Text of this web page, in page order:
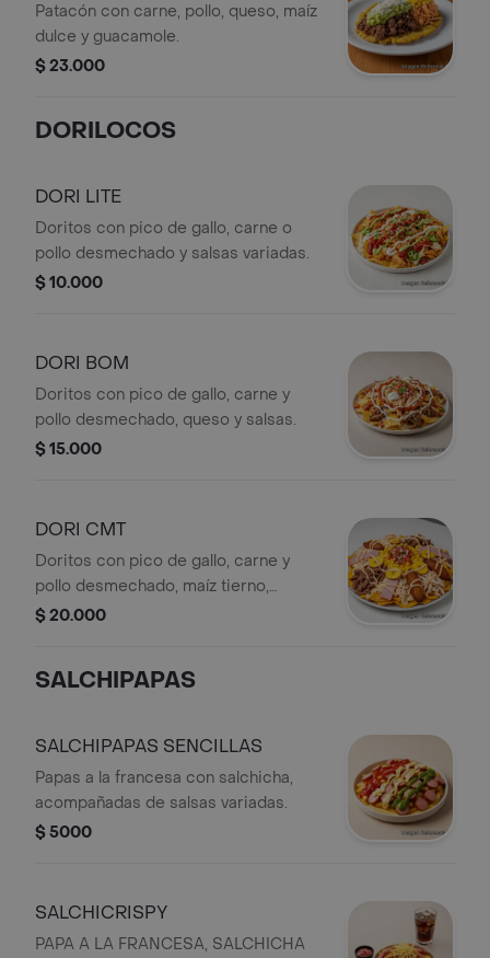
Patacón con carne, pollo, queso, maíz
dulce y guacamole.
$ 23.000
DORILOCOS
DORI LITE
Doritos con pico de gallo, carne o
pollo desmechado y salsas variadas.
$ 10.000
DORI BOM
Doritos con pico de gallo, carne y
pollo desmechado, queso y salsas.
$ 15.000
DORI CMT
Doritos con pico de gallo, carne y
pollo desmechado, maíz tierno,
plátano, queso, jamón y salsas.
$ 20.000
SALCHIPAPAS
SALCHIPAPAS SENCILLAS
Papas a la francesa con salchicha,
acompañadas de salsas variadas.
$ 5000
SALCHICRISPY
PAPA A LA FRANCESA, SALCHICHA